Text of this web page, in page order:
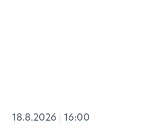
18.8.2026 16:00